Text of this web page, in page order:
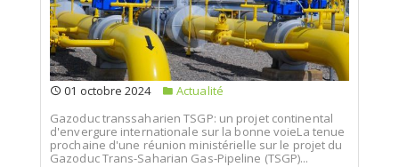
01 octobre 2024
Actualité
Gazoduc transsaharien TSGP: un projet continental
d'envergure internationale sur la bonne voieLa tenue
prochaine d'une réunion ministérielle sur le projet du
Gazoduc Trans-Saharian Gas-Pipeline (TSGP)...